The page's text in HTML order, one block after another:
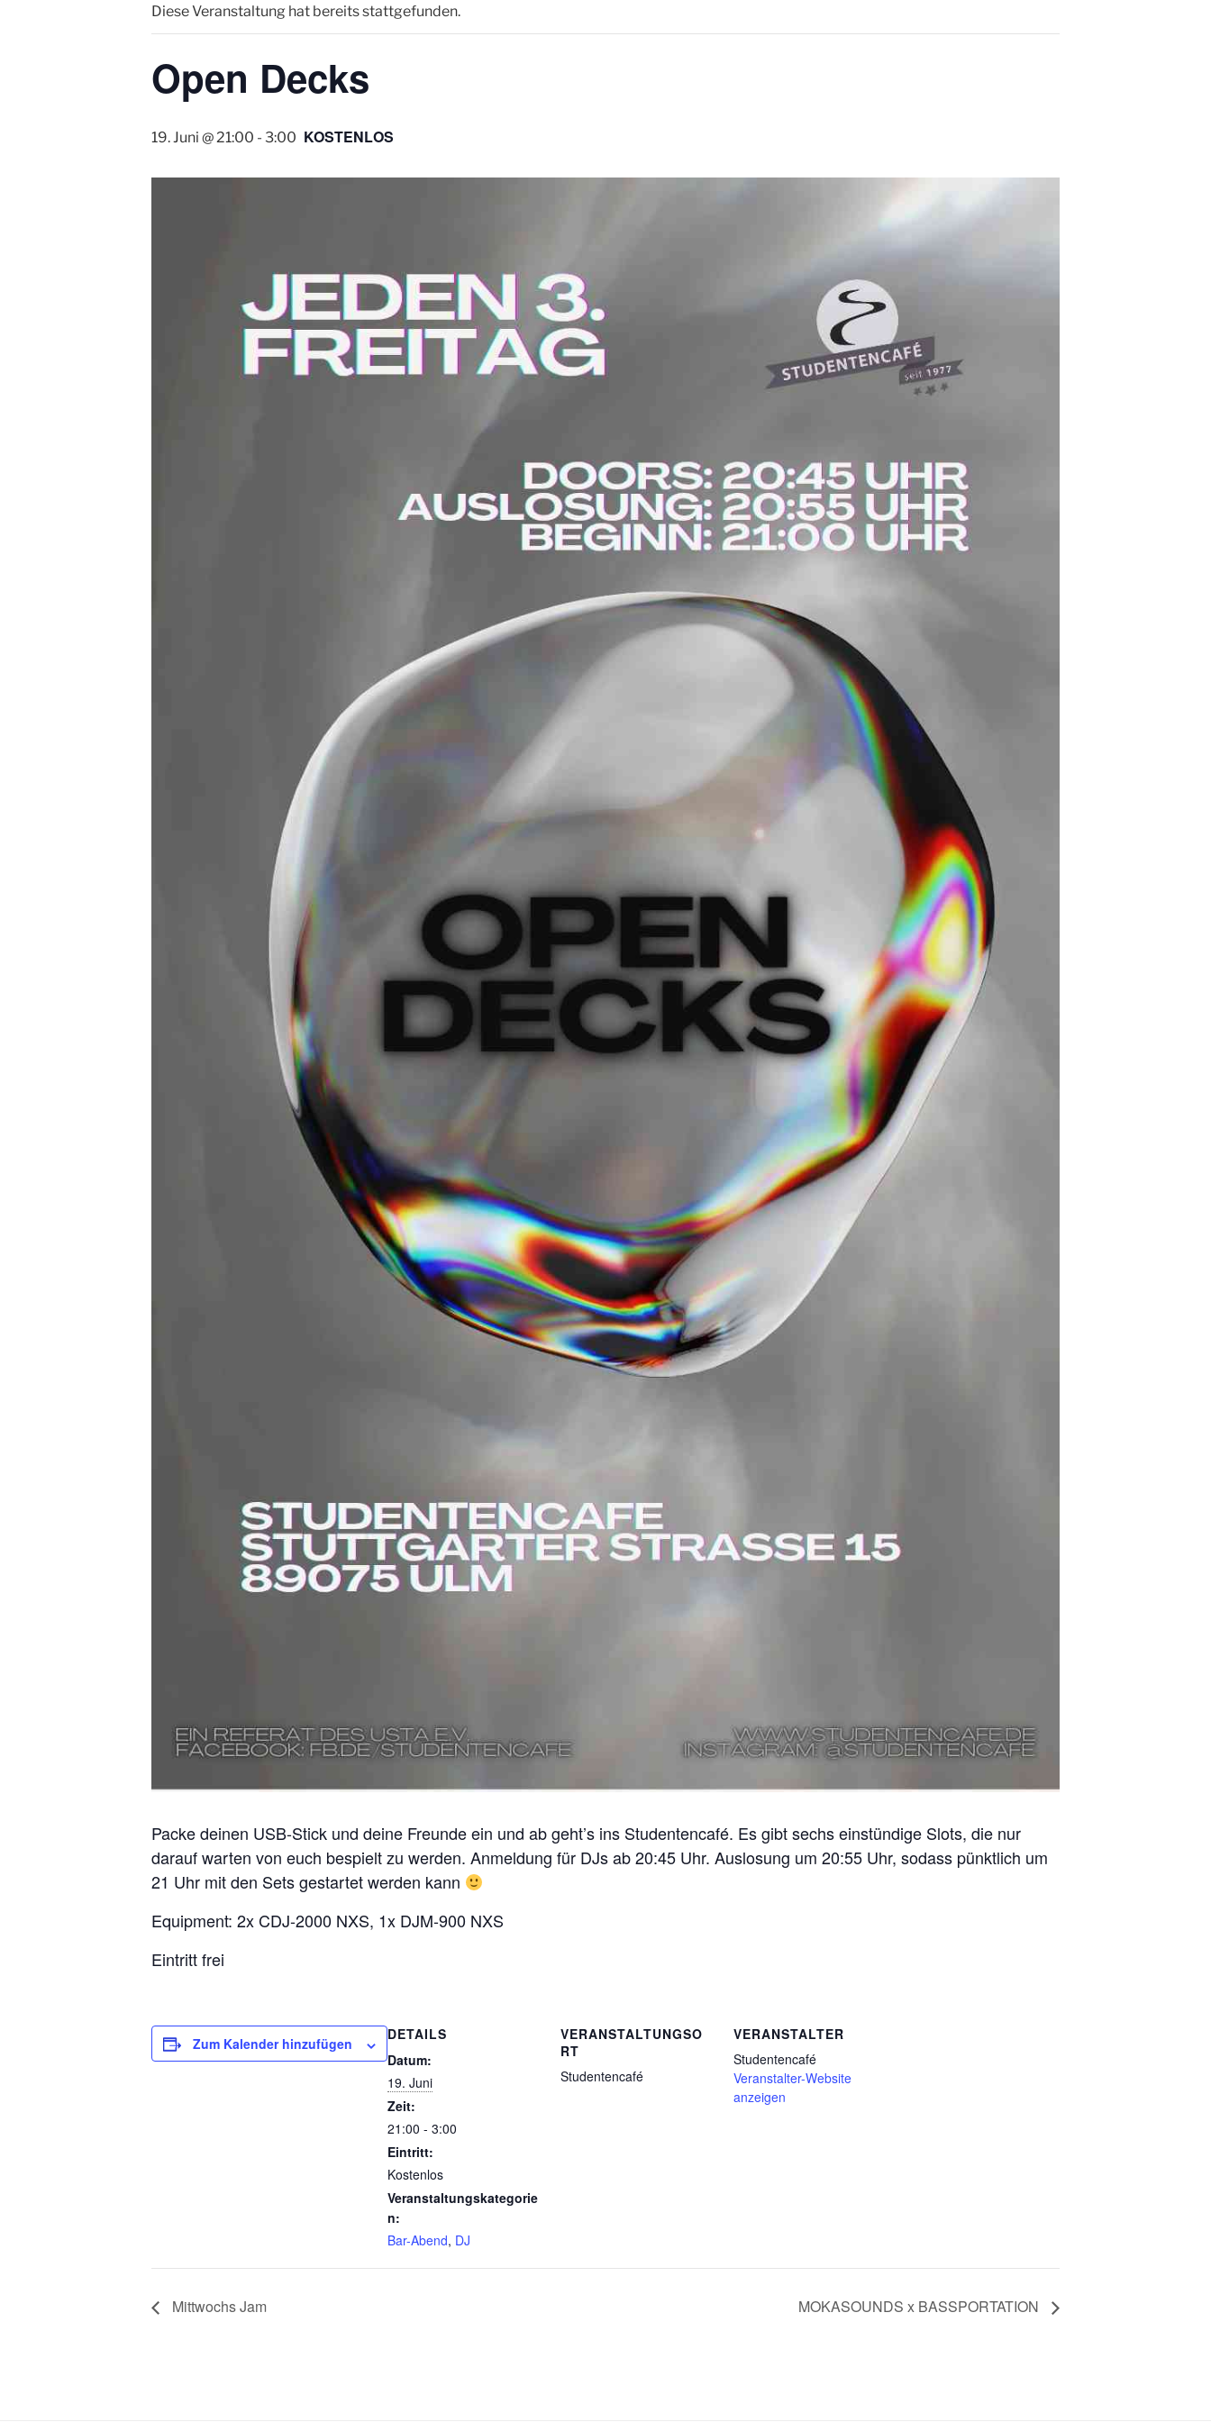
Diese Veranstaltung hat bereits stattgefunden.
Open Decks
19. Juni @ 21:00 - 3:00 KOSTENLOS
Packe deinen USB-Stick und deine Freunde ein und ab geht’s ins Studentencafé. Es gibt sechs einstündige Slots, die nur
darauf warten von euch bespielt zu werden. Anmeldung für DJs ab 20:45 Uhr. Auslosung um 20:55 Uhr, sodass pünktlich um
21 Uhr mit den Sets gestartet werden kann
Equipment: 2x CDJ-2000 NXS, 1x DJM-900 NXS
Eintritt frei
Zum Kalender hinzufügen
DETAILS
Datum:
19. Juni
Zeit:
21:00 - 3:00
Eintritt:
Kostenlos
Veranstaltungskategorie
n:
Bar-Abend, DJ
VERANSTALTUNGSO
RT
Studentencafé
VERANSTALTER
Studentencafé
Veranstalter-Website
anzeigen
Mittwochs Jam MOKASOUNDS x BASSPORTATION